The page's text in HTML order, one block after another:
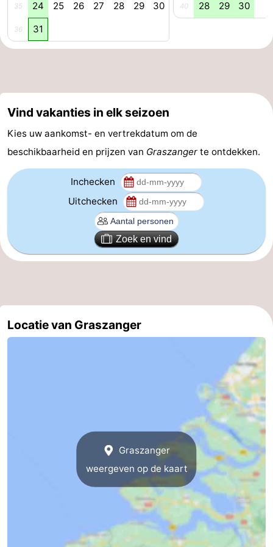
Forum
Reisboekenwinkel
-
Parkeren
Medische
adressen
Regio
Walcheren
Domburg
-
35 24 25 26 27 28 29 30
36 31
40 28 29 30
Vind vakanties in elk seizoen
Kies uw aankomst- en vertrekdatum om de
beschikbaarheid en prijzen van Graszanger te ontdekken.
Inchecken
Uitchecken
Zoek en vind
Locatie van Graszanger
Graszanger
weergeven op de kaart